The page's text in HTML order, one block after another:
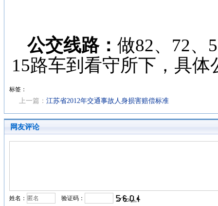
公交线路： 做82、72、
15路车到看守所下，具
标签：
上一篇： 江苏省2012年交通事故人身损害赔偿标准
网友评论
姓名： 验证码：